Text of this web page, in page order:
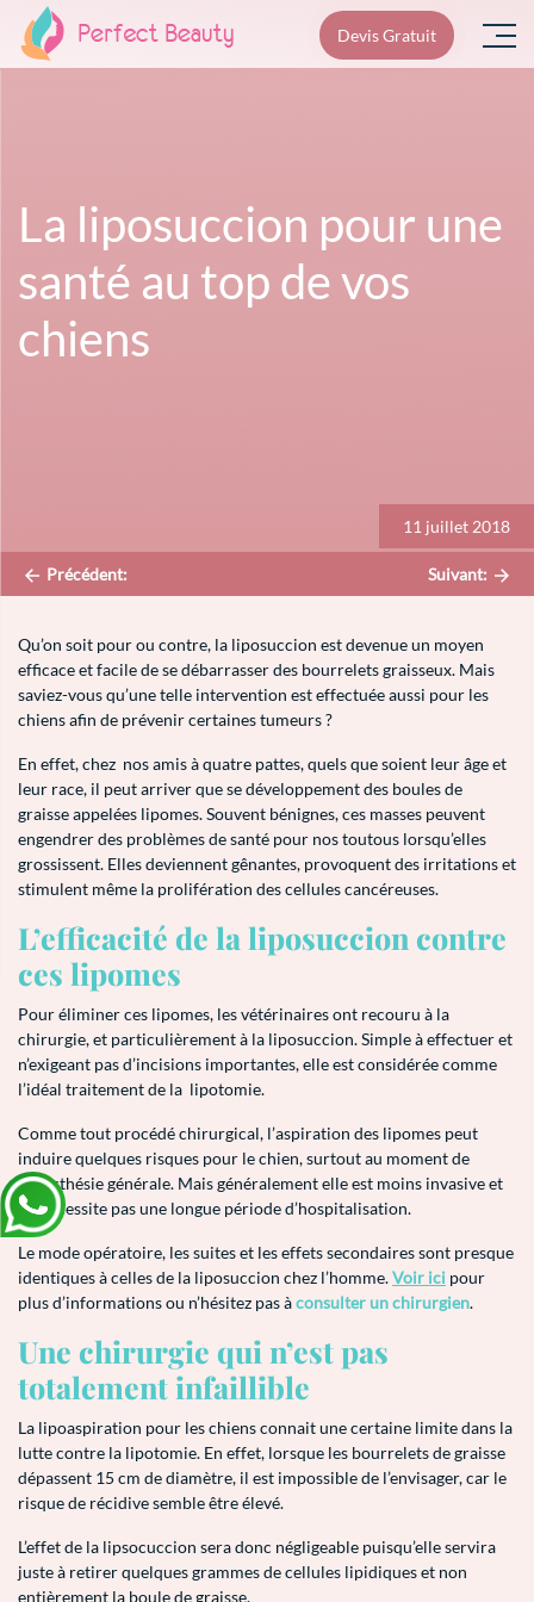
content
Devis Gratuit
La liposuccion pour une
santé au top de vos
chiens
11 juillet 2018
Précédent: Suivant:
Qu’on soit pour ou contre, la liposuccion est devenue un moyen
efficace et facile de se débarrasser des bourrelets graisseux. Mais
saviez-vous qu’une telle intervention est effectuée aussi pour les
chiens afin de prévenir certaines tumeurs ?
En effet, chez nos amis à quatre pattes, quels que soient leur âge et
leur race, il peut arriver que se développement des boules de
graisse appelées lipomes. Souvent bénignes, ces masses peuvent
engendrer des problèmes de santé pour nos toutous lorsqu’elles
grossissent. Elles deviennent gênantes, provoquent des irritations et
stimulent même la prolifération des cellules cancéreuses.
L’efficacité de la liposuccion contre
ces lipomes
Pour éliminer ces lipomes, les vétérinaires ont recouru à la
chirurgie, et particulièrement à la liposuccion. Simple à effectuer et
n’exigeant pas d’incisions importantes, elle est considérée comme
l’idéal traitement de la lipotomie.
Comme tout procédé chirurgical, l’aspiration des lipomes peut
induire quelques risques pour le chien, surtout au moment de
l’anesthésie générale. Mais généralement elle est moins invasive et
ne nécessite pas une longue période d’hospitalisation.
Le mode opératoire, les suites et les effets secondaires sont presque
identiques à celles de la liposuccion chez l’homme.Voir ici pour
plus d’informations ou n’hésitez pas àconsulter un chirurgien.
Une chirurgie qui n’est pas
totalement infaillible
La lipoaspiration pour les chiens connait une certaine limite dans la
lutte contre la lipotomie. En effet, lorsque les bourrelets de graisse
dépassent 15 cm de diamètre, il est impossible de l’envisager, car le
risque de récidive semble être élevé.
L’effet de la lipsocuccion sera donc négligeable puisqu’elle servira
juste à retirer quelques grammes de cellules lipidiques et non
entièrement la boule de graisse.